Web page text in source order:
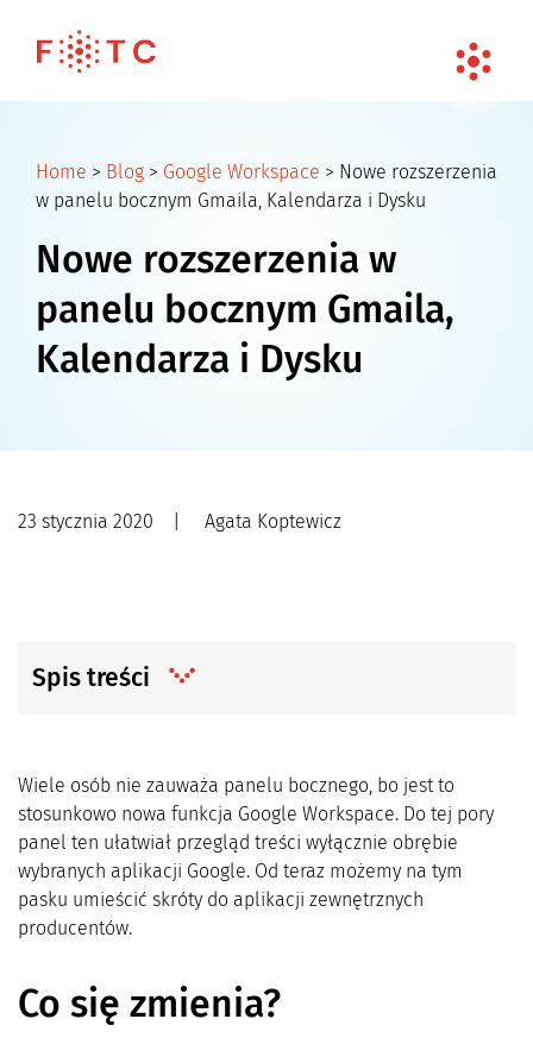
Home > Blog > Google Workspace > Nowe rozszerzenia
w panelu bocznym Gmaila, Kalendarza i Dysku
Nowe rozszerzenia w
panelu bocznym Gmaila,
Kalendarza i Dysku
23 stycznia 2020 Agata Koptewicz
Spis treści
Wiele osób nie zauważa panelu bocznego, bo jest to
stosunkowo nowa funkcja Google Workspace. Do tej pory
panel ten ułatwiał przegląd treści wyłącznie obrębie
wybranych aplikacji Google. Od teraz możemy na tym
pasku umieścić skróty do aplikacji zewnętrznych
producentów.
Co się zmienia?